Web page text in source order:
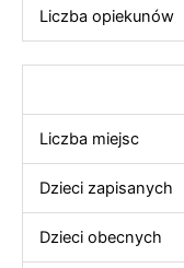
Liczba opiekunów
Liczba miejsc
Dzieci zapisanych
Dzieci obecnych